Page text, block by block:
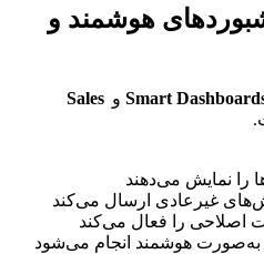
Smart و Sales
را فعال می‌کند